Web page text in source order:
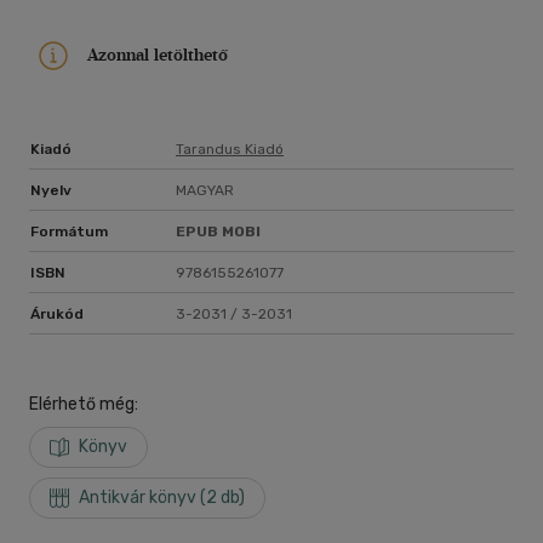
Azonnal letölthető
Kiadó Tarandus Kiadó
Nyelv MAGYAR
Formátum EPUB MOBI
ISBN 9786155261077
Árukód 3-2031 / 3-2031
Elérhető még:
Könyv
Antikvár könyv (2 db)